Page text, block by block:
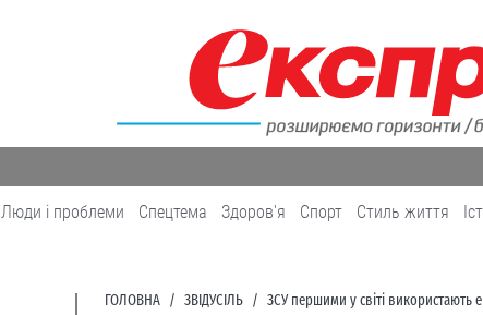
Люди і проблеми Спецтема Здоров'я Cпорт Cтиль життя
ГОЛОВНА ЗВІДУСІЛЬ ЗСУ першими у світі використають